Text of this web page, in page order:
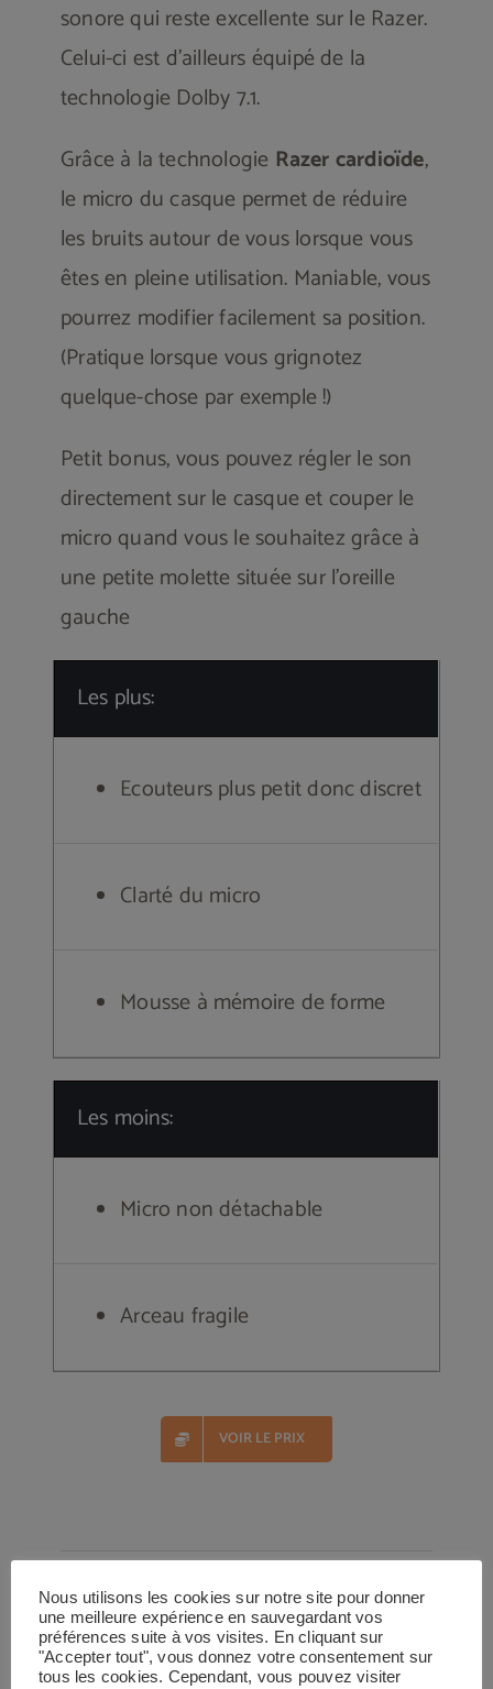
sonore qui reste excellente sur le Razer.
Celui-ci est d’ailleurs équipé de la
technologie Dolby 7.1.
Grâce à la technologie Razer cardioïde,
le micro du casque permet de réduire
les bruits autour de vous lorsque vous
êtes en pleine utilisation. Maniable, vous
pourrez modifier facilement sa position.
(Pratique lorsque vous grignotez
quelque-chose par exemple !)
Petit bonus, vous pouvez régler le son
directement sur le casque et couper le
micro quand vous le souhaitez grâce à
une petite molette située sur l’oreille
gauche
Les plus:
Ecouteurs plus petit donc discret
Clarté du micro
Mousse à mémoire de forme
Les moins:
Micro non détachable
Arceau fragile
VOIR LE PRIX
3-Logitech G332
Nous utilisons les cookies sur notre site pour donner
une meilleure expérience en sauvegardant vos
préférences suite à vos visites. En cliquant sur
"Accepter tout", vous donnez votre consentement sur
tous les cookies. Cependant, vous pouvez visiter